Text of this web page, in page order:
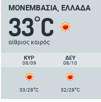
ΜΟΝΕΜΒΑΣΙΆ, ΕΛΛΆΔΑ
33°C
αίθριος καιρός
ΚΥΡ
08/09
ΔΕΥ
08/10
33/28°C 32/28°C